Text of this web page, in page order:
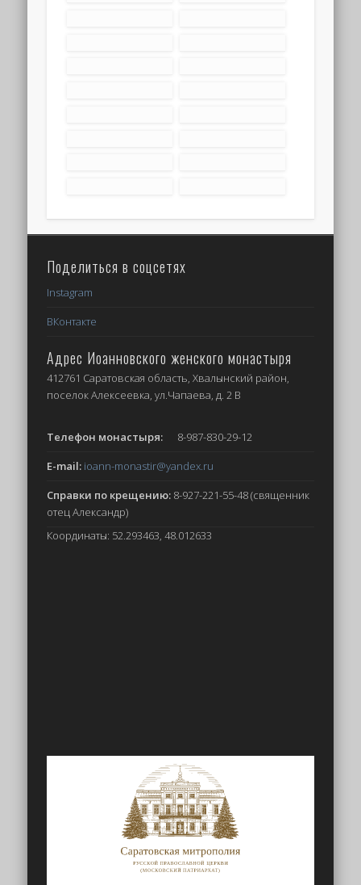
Поделиться в соцсетях
Instagram
ВКонтакте
Адрес Иоанновского женского монастыря
412761 Саратовская область, Хвалынский район,
поселок Алексеевка, ул.Чапаева, д. 2 В
Телефон монастыря:
8-987-830-29-12
E-mail: ioann-monastir@yandex.ru
Справки по крещению: 8-927-221-55-48 (священник
отец Александр)
Координаты: 52.293463, 48.012633